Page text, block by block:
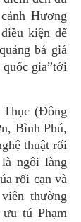
Hương
kiện để
bá giá
quốc gia”tới
(Đông
Bình Phú,
thuật rối
ngôi làng
rối cạn và
thường
tú Phạm